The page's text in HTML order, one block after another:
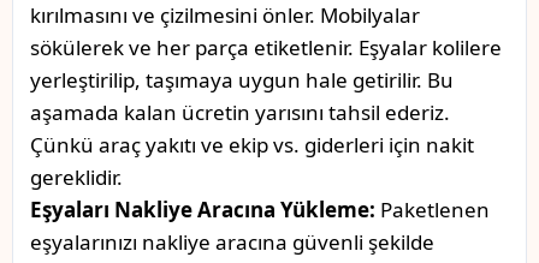
kırılmasını ve çizilmesini önler. Mobilyalar
sökülerek ve her parça etiketlenir. Eşyalar kolilere
yerleştirilip, taşımaya uygun hale getirilir. Bu
aşamada kalan ücretin yarısını tahsil ederiz.
Çünkü araç yakıtı ve ekip vs. giderleri için nakit
gereklidir.
Eşyaları Nakliye Aracına Yükleme: Paketlenen
eşyalarınızı nakliye aracına güvenli şekilde